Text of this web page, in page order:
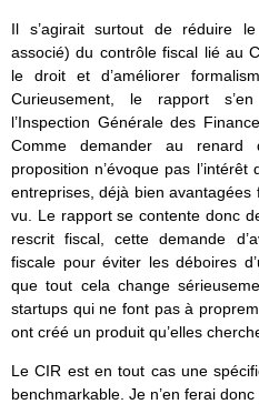
Il s’agirait surtout de réduire
associé) du contrôle fiscal lié au
le droit et d’améliorer
Curieusement, le rapport
l’Inspection Générale des
Comme demander au
proposition n’évoque pas
entreprises, déjà bien avantagées
vu. Le rapport se contente donc
rescrit fiscal, cette demande
fiscale pour éviter les déboires
que tout cela change
startups qui ne font pas à
ont créé un produit qu’elles
Le CIR est en tout cas une
benchmarkable. Je n’en ferai donc